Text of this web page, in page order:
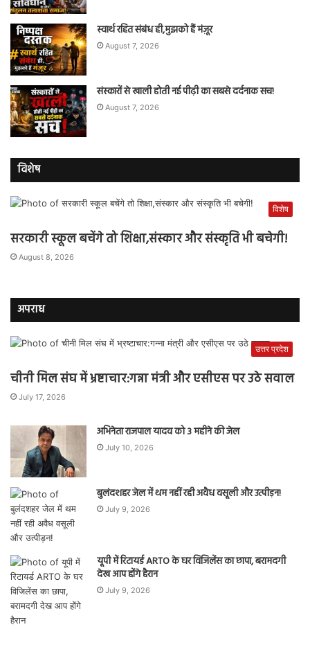
स्वार्थ रहित संबंध ही,मुझको हैं मंज़ूर
August 7, 2026
संस्कारों से खाली होती नई पीढ़ी का सबसे दर्दनाक सच!
August 7, 2026
विशेष
विशेष
सरकारी स्कूल बचेंगे तो शिक्षा,संस्कार और संस्कृति भी बचेगी!
August 8, 2026
अपराध
उत्तर प्रदेश
चीनी मिल संघ में भ्रष्टाचार:गन्ना मंत्री और एसीएस पर उठे सवाल
July 17, 2026
अभिनेता राजपाल यादव को 3 महीने की जेल
July 10, 2026
बुलंदशहर जेल में थम नहीं रही अवैध वसूली और उत्पीड़न!
July 9, 2026
यूपी में रिटायर्ड ARTO के घर विजिलेंस का छापा, बरामदगी
देख आप होंगे हैरान
July 9, 2026